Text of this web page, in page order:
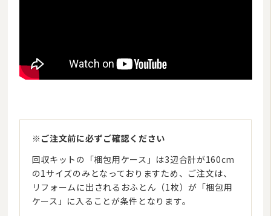
※ご注文前に必ずご確認ください
回収キットの「梱包用ケース」は3辺合計が160cm
の1サイズのみとなっておりますため、ご注文は、
リフォームに出されるおふとん（1枚）が「梱包用
ケース」に入ることが条件となります。